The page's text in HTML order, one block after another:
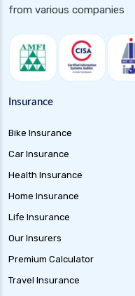
from various companies
Insurance
Bike Insurance
Car Insurance
Health Insurance
Home Insurance
Life Insurance
Our Insurers
Premium Calculator
Travel Insurance